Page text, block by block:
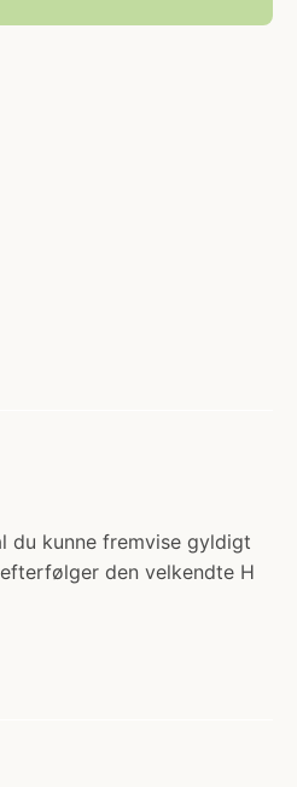
du kunne fremvise gyldigt
den velkendte H